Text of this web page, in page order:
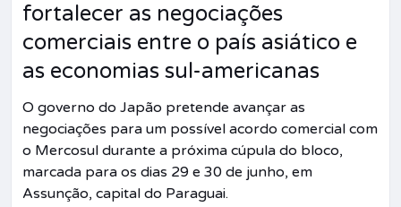
fortalecer as negociações
comerciais entre o país asiático e
as economias sul-americanas
O governo do Japão pretende avançar as
negociações para um possível acordo comercial com
o Mercosul durante a próxima cúpula do bloco,
marcada para os dias 29 e 30 de junho, em
Assunção, capital do Paraguai.